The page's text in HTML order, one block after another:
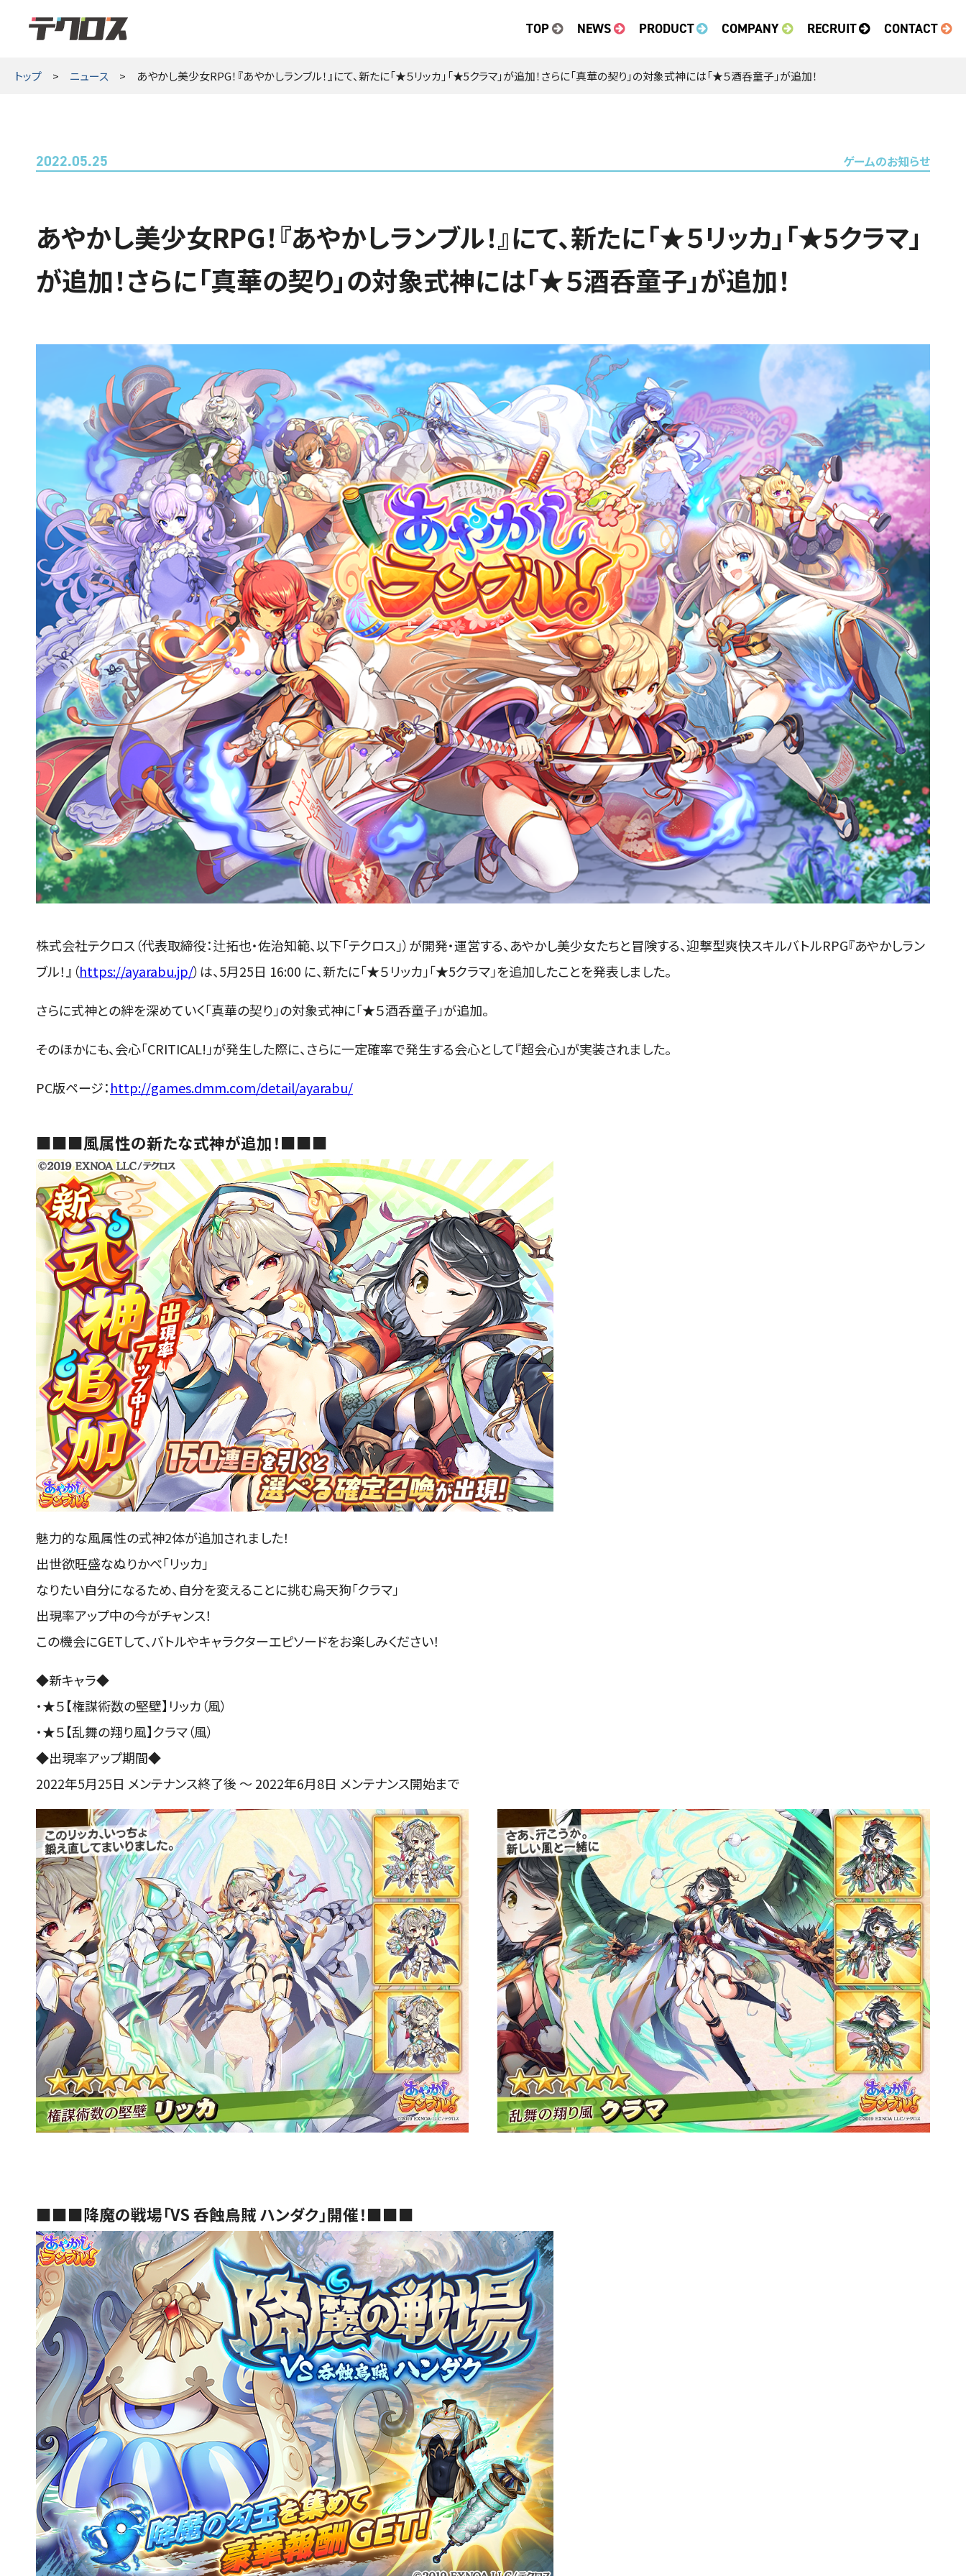
TOP NEWS PRODUCT COMPANY RECRUIT CONTACT
トップ ニュース あやかし美少女RPG！『あやかしランブル！』にて、新たに「★５リッカ」「★5クラマ」が追加！さらに「真華の契り」の対象式神には「★５酒呑童子」が追加！
2022.05.25 ゲームのお知らせ
あやかし美少女RPG！『あやかしランブル！』にて、新たに「★５リッカ」「★5クラマ」
が追加！さらに「真華の契り」の対象式神には「★５酒呑童子」が追加！
株式会社テクロス（代表取締役：辻拓也・佐治知範、以下「テクロス」）が開発・運営する、あやかし美少女たちと冒険する、迎撃型爽快スキルバトルRPG『あやかしラン
ブル！』（https://ayarabu.jp/）は、5月25日 16:00 に、新たに「★５リッカ」「★5クラマ」を追加したことを発表しました。
さらに式神との絆を深めていく「真華の契り」の対象式神に「★５酒呑童子」が追加。
そのほかにも、会心「CRITICAL!」が発生した際に、さらに一定確率で発生する会心として『超会心』が実装されました。
PC版ページ：http://games.dmm.com/detail/ayarabu/
■■■風属性の新たな式神が追加！■■■
魅力的な風属性の式神2体が追加されました！
出世欲旺盛なぬりかべ「リッカ」
なりたい自分になるため、自分を変えることに挑む烏天狗「クラマ」
出現率アップ中の今がチャンス！
この機会にGETして、バトルやキャラクターエピソードをお楽しみください！
◆新キャラ◆
・★５【権謀術数の堅壁】リッカ（風）
・★５【乱舞の翔り風】クラマ（風）
◆出現率アップ期間◆
2022年5月25日 メンテナンス終了後 ～ 2022年6月8日 メンテナンス開始まで
■■■降魔の戦場「VS 呑蝕烏賊 ハンダク」開催！■■■